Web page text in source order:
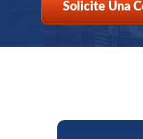
Solicite Una